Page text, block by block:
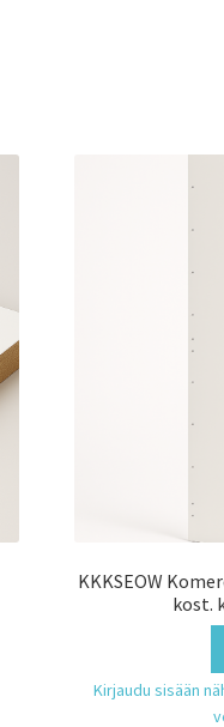
KKKSEOW
kost.
Kirjaudu sisään